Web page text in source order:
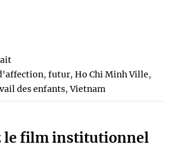
, futur, Ho Chi Minh Ville,
des enfants,Vietnam
le film institutionnel